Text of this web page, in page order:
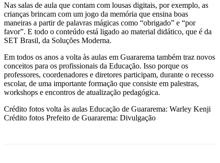
Nas salas de aula que contam com lousas digitais, por exemplo, as
crianças brincam com um jogo da memória que ensina boas
maneiras a partir de palavras mágicas como “obrigado” e “por
favor”. E todo o conteúdo está ligado ao material didático, que é da
SET Brasil, da Soluções Moderna.
Em todos os anos a volta às aulas em Guararema também traz novos
conceitos para os profissionais da Educação. Isso porque os
professores, coordenadores e diretores participam, durante o recesso
escolar, de uma importante formação que consiste em palestras,
workshops e encontros de atualização pedagógica.
Crédito fotos volta às aulas Educação de Guararema: Warley Kenji
Crédito fotos Prefeito de Guararema: Divulgação